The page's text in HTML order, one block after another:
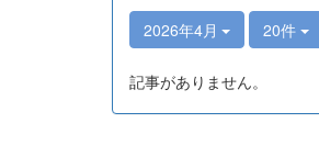
2026年4月 20件
記事がありません。